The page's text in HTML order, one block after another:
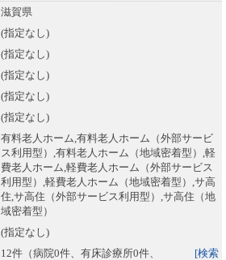
滋賀県
(指定なし)
(指定なし)
(指定なし)
(指定なし)
(指定なし)
有料老人ホーム,有料老人ホーム（外部サービ
ス利用型）,有料老人ホーム（地域密着型）,軽
費老人ホーム,軽費老人ホーム（外部サービス
利用型）,軽費老人ホーム（地域密着型）,サ高
住,サ高住（外部サービス利用型）,サ高住（地
域密着型）
(指定なし)
12件（病院0件、有床診療所0件、
[検索